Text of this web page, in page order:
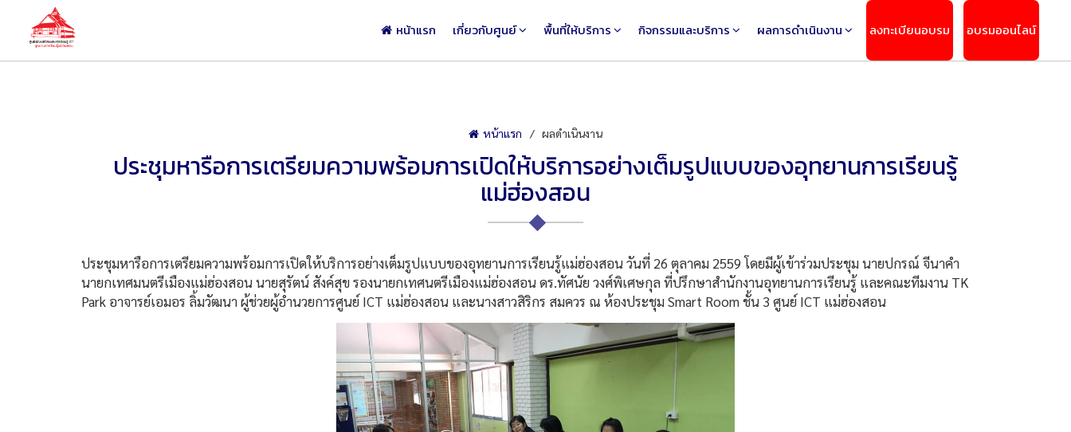
หน้าแรก เกี่ยวกับศูนย์ พื้นที่ให้บริการ กิจกรรมและบริการ ผลการดำเนินงาน ลงทะเบียนอบรม อบรมออนไลน์
หน้าแรก ผลดำเนินงาน
ประชุมหารือการเตรียมความพร้อมการเปิดให้บริการอย่างเต็มรูปแบบของอุทยานการเรียนรู้
แม่ฮ่องสอน
ประชุมหารือการเตรียมความพร้อมการเปิดให้บริการอย่างเต็มรูปแบบของอุทยานการเรียนรู้แม่ฮ่องสอน วันที่ 26 ตุลาคม 2559 โดยมีผู้เข้าร่วมประชุม นายปกรณ์ จีนาคำ
นายกเทศมนตรีเมืองแม่ฮ่องสอน นายสุรัตน์ สังค์สุข รองนายกเทศนตรีเมืองแม่ฮ่องสอน ดร.ทัศนัย วงศ์พิเศษกุล ที่ปรึกษาสำนักงานอุทยานการเรียนรู้ และคณะทีมงาน TK
Park อาจารย์เอมอร ลิ้มวัฒนา ผู้ช่วยผู้อำนวยการศูนย์ ICT แม่ฮ่องสอน และนางสาวสิริกร สมควร ณ ห้องประชุม Smart Room ชั้น 3 ศูนย์ ICT แม่ฮ่องสอน